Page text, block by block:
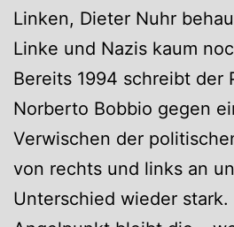
Linken, Dieter Nuhr
Linke und Nazis kaum
Bereits 1994 schreibt der
Norberto Bobbio gegen
Verwischen der
von rechts und links an
Unterschied wieder